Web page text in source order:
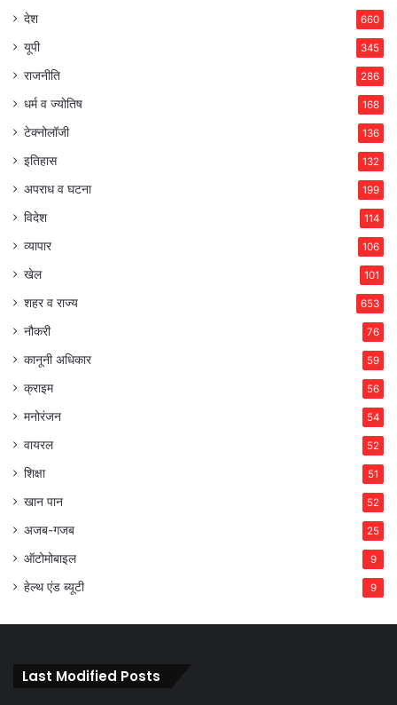
देश 660
यूपी 345
राजनीति 286
धर्म व ज्योतिष 168
टेक्नोलॉजी 136
इतिहास 132
अपराध व घटना 199
विदेश 114
व्यापार 106
खेल 101
शहर व राज्य 653
नौकरी 76
कानूनी अधिकार 59
क्राइम 56
मनोरंजन 54
वायरल 52
शिक्षा 51
खान पान 52
अजब-गजब 25
ऑटोमोबाइल 9
हेल्थ एंड ब्यूटी 9
Last Modified Posts